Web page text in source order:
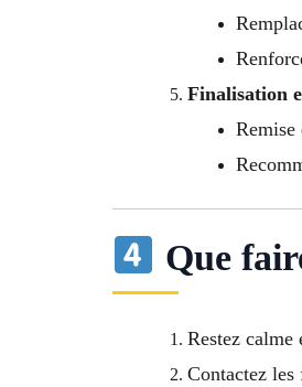
Finalisation
Remise
Que
Restez calme
Contactez les